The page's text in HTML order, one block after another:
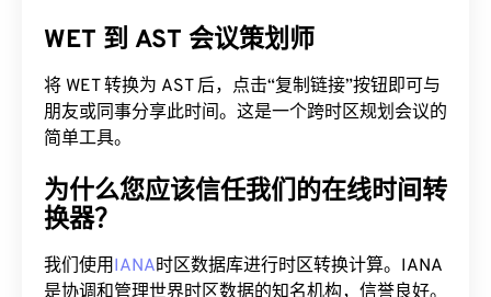
WET 到 AST 会议策划师
将 WET 转换为 AST 后，点击“复制链接”按钮即可与
朋友或同事分享此时间。这是一个跨时区规划会议的
简单工具。
为什么您应该信任我们的在线时间转
换器？
我们使用IANA时区数据库进行时区转换计算。IANA
是协调和管理世界时区数据的知名机构，信誉良好。